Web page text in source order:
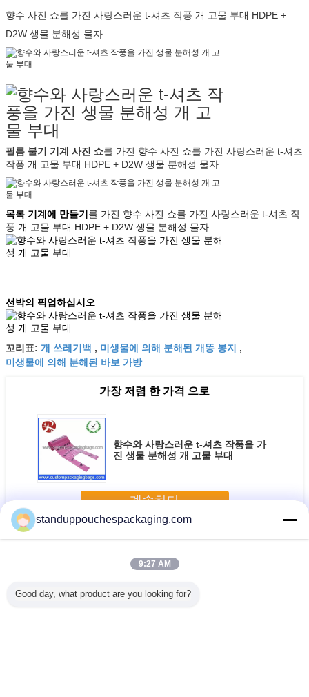
향수 사진 쇼를 가진 사랑스러운 t-셔츠 작풍 개 고물 부대 HDPE +
D2W 생물 분해성 물자
필름 불기 기계 사진 쇼를 가진 향수 사진 쇼를 가진 사랑스러운 t-셔츠
작풍 개 고물 부대 HDPE + D2W 생물 분해성 물자
목록 기계에 만들기 를 가진 향수 사진 쇼를 가진 사랑스러운 t-셔츠 작
풍 개 고물 부대 HDPE + D2W 생물 분해성 물자
선박의 픽업하십시오
꼬리표: 개 쓰레기백 , 미생물에 의해 분해된 개똥 봉지 ,
미생물에 의해 분해된 바보 가방
가장 저렴 한 가격 으로
향수와 사랑스러운 t-셔츠 작풍을 가
진 생물 분해성 개 고물 부대
계속하다
더 많은 것개 고물 부대
standuppouchespackaging.com
9:27 AM
Good day, what product are you looking for?